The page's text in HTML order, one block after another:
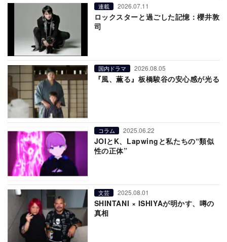
連載 2026.07.11
ロックスターと過ごした記憶：櫻井敦
司
国内ドラマ 2026.08.05
『風、薫る』板橋駿谷の安心感が光る
コラム 2025.06.22
JOIとK、Lapwingと私たちの“類似
性の正体”
文芸 2025.08.01
SHINTANI × ISHIYAが明かす、噂の
真相